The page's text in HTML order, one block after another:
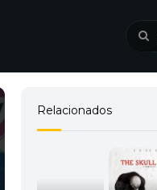
Relacionados